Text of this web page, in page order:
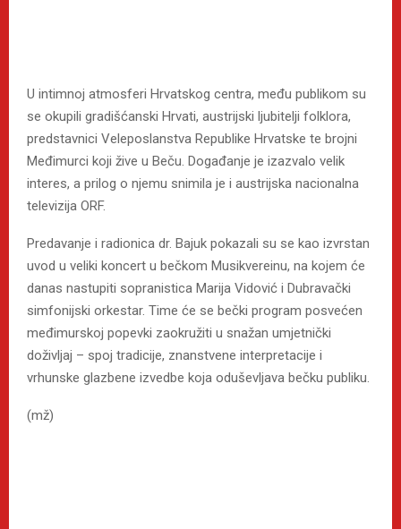
U intimnoj atmosferi Hrvatskog centra, među publikom su
se okupili gradišćanski Hrvati, austrijski ljubitelji folklora,
predstavnici Veleposlanstva Republike Hrvatske te brojni
Međimurci koji žive u Beču. Događanje je izazvalo velik
interes, a prilog o njemu snimila je i austrijska nacionalna
televizija ORF.
Predavanje i radionica dr. Bajuk pokazali su se kao izvrstan
uvod u veliki koncert u bečkom Musikvereinu, na kojem će
danas nastupiti sopranistica Marija Vidović i Dubravački
simfonijski orkestar. Time će se bečki program posvećen
međimurskoj popevki zaokružiti u snažan umjetnički
doživljaj – spoj tradicije, znanstvene interpretacije i
vrhunske glazbene izvedbe koja oduševljava bečku publiku.
(mž)